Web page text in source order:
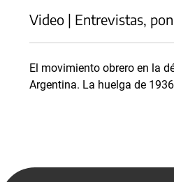
Video | Entrevistas,
El movimiento obrero en la
Argentina. La huelga de